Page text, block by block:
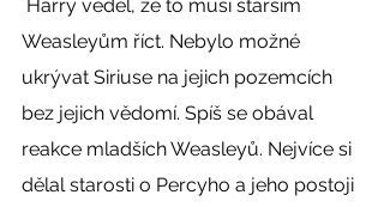
Weasleyům říct. Nebylo možné
ukrývat Siriuse na jejich pozemcích
bez jejich vědomí. Spíš se obával
reakce mladších Weasleyů. Nejvíce si
dělal starosti o Percyho a jeho postoji